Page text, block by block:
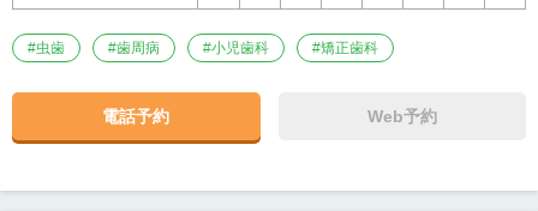
#虫歯 #歯周病 #小児歯科 #矯正歯科
電話予約 Web予約